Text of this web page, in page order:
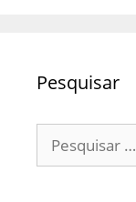
Pesquisar
Pesquisar
por: